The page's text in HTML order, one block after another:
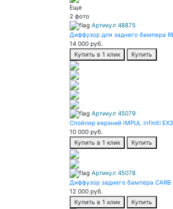
Еще
2 фото
Артикул 48875
Диффузор для заднего бампера
14 000 руб.
Купить в 1 клик
Купить
Артикул 45079
Спойлер верхний IMPUL Infiniti
10 000 руб.
Купить в 1 клик
Купить
Артикул 45078
Диффузор заднего бампера
12 000 руб.
Купить в 1 клик
Купить